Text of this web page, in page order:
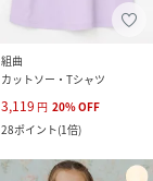
組曲
カットソー・Tシャツ
3,119 円 20%OFF
28ポイント(1倍)